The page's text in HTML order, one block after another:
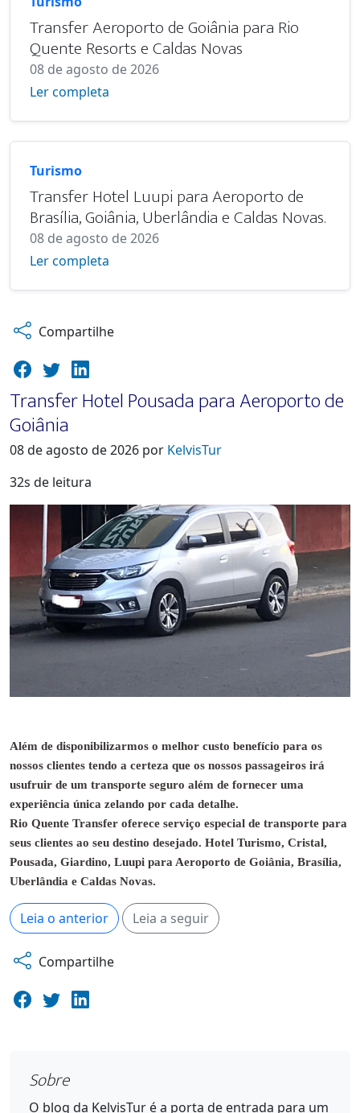
Transfer Aeroporto de Goiânia para Rio
Quente Resorts e Caldas Novas
08 de agosto de 2026
Ler completa
Turismo
Transfer Hotel Luupi para Aeroporto de
Brasília, Goiânia, Uberlândia e Caldas Novas.
08 de agosto de 2026
Ler completa
Compartilhe
Transfer Hotel Pousada para Aeroporto de
Goiânia
08 de agosto de 2026 por KelvisTur
32s de leitura
Além de disponibilizarmos o melhor custo benefício para os
nossos clientes tendo a certeza que os nossos passageiros irá
usufruir de um transporte seguro além de fornecer uma
experiência única zelando por cada detalhe.
Rio Quente Transfer oferece serviço especial de transporte para
seus clientes ao seu destino desejado. Hotel Turismo, Cristal,
Pousada, Giardino, Luupi para Aeroporto de Goiânia, Brasília,
Uberlândia e Caldas Novas.
Leia o anterior Leia a seguir
Compartilhe
Sobre
O blog da KelvisTur é a porta de entrada para um